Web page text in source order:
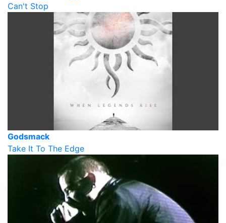
Can't Stop
Godsmack
Take It To The Edge